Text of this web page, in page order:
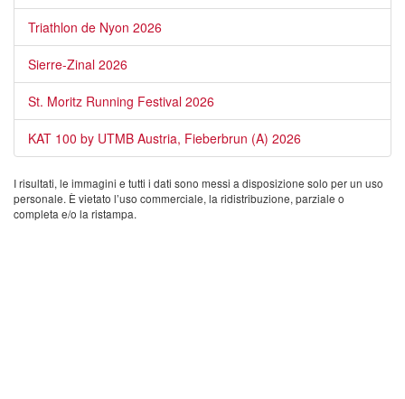
Triathlon de Nyon 2026
Sierre-Zinal 2026
St. Moritz Running Festival 2026
KAT 100 by UTMB Austria, Fieberbrun (A) 2026
I risultati, le immagini e tutti i dati sono messi a disposizione solo per un uso
personale. È vietato l’uso commerciale, la ridistribuzione, parziale o
completa e/o la ristampa.